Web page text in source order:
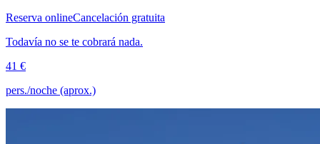
Reserva onlineCancelación gratuita
Todavía no se te cobrará nada.
41 €
pers./noche (aprox.)